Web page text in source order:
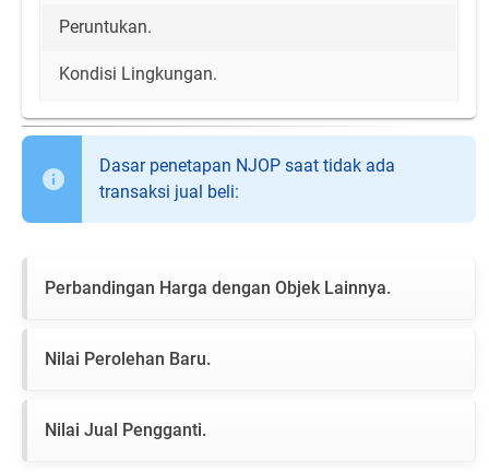
Peruntukan.
Kondisi Lingkungan.
Dasar penetapan NJOP saat tidak ada
transaksi jual beli:
Perbandingan Harga dengan Objek Lainnya.
Nilai Perolehan Baru.
Nilai Jual Pengganti.